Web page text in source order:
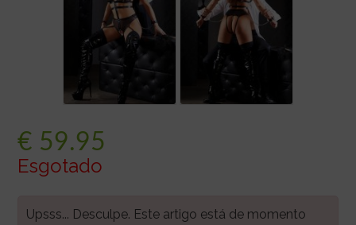
€ 59.95
Esgotado
Upsss... Desculpe. Este artigo está de momento